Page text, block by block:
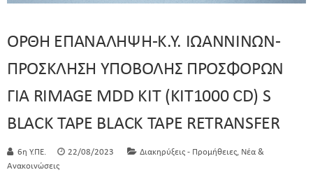
ΟΡΘΗ ΕΠΑΝΑΛΗΨΗ-Κ.Υ. ΙΩΑΝΝΙΝΩΝ-
ΠΡΟΣΚΛΗΣΗ ΥΠΟΒΟΛΗΣ ΠΡΟΣΦΟΡΩΝ
ΓΙΑ RIMAGE MDD KIT (KIT1000 CD) S
BLACK TAPE BLACK TAPE RETRANSFER
6η Υ.ΠΕ. 22/08/2023 Διακηρύξεις - Προμήθειες, Νέα &
Ανακοινώσεις